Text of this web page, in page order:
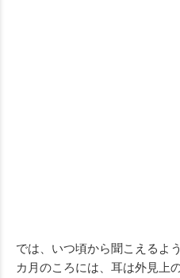
では、いつ頃から聞こえるよ
カ月のころには、耳は外見上